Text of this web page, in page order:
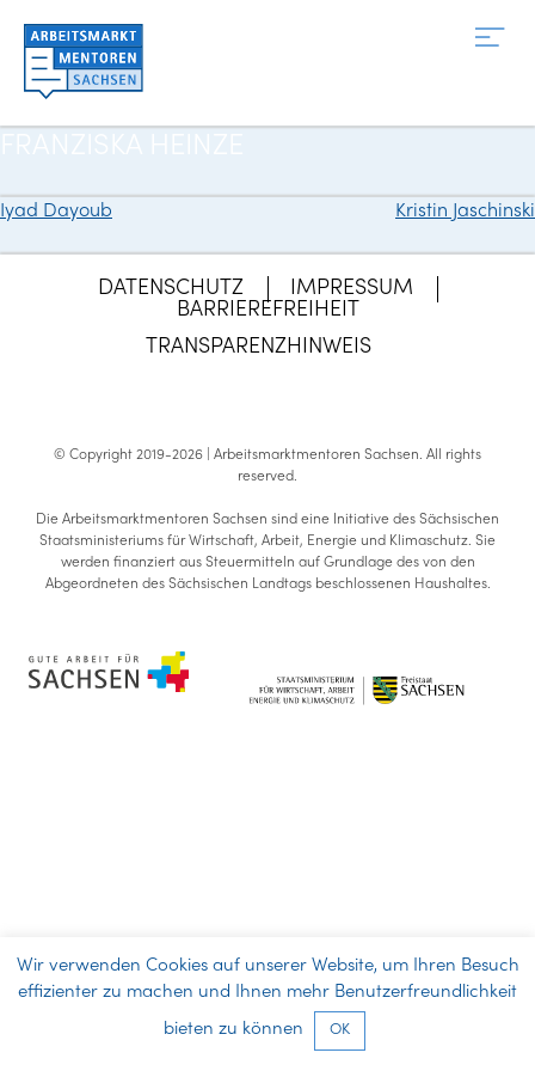
Beitragsnavigation
Iyad Dayoub Kristin Jaschinski
DATENSCHUTZ
IMPRESSUM
BARRIEREFREIHEIT
TRANSPARENZHINWEIS
© Copyright 2019-2026 | Arbeitsmarktmentoren Sachsen. All rights
reserved.
Die Arbeitsmarktmentoren Sachsen sind eine Initiative des Sächsischen
Staatsministeriums für Wirtschaft, Arbeit, Energie und Klimaschutz. Sie
werden finanziert aus Steuermitteln auf Grundlage des von den
Abgeordneten des Sächsischen Landtags beschlossenen Haushaltes.
Wir verwenden Cookies auf unserer Website, um Ihren Besuch
effizienter zu machen und Ihnen mehr Benutzerfreundlichkeit
bieten zu können OK